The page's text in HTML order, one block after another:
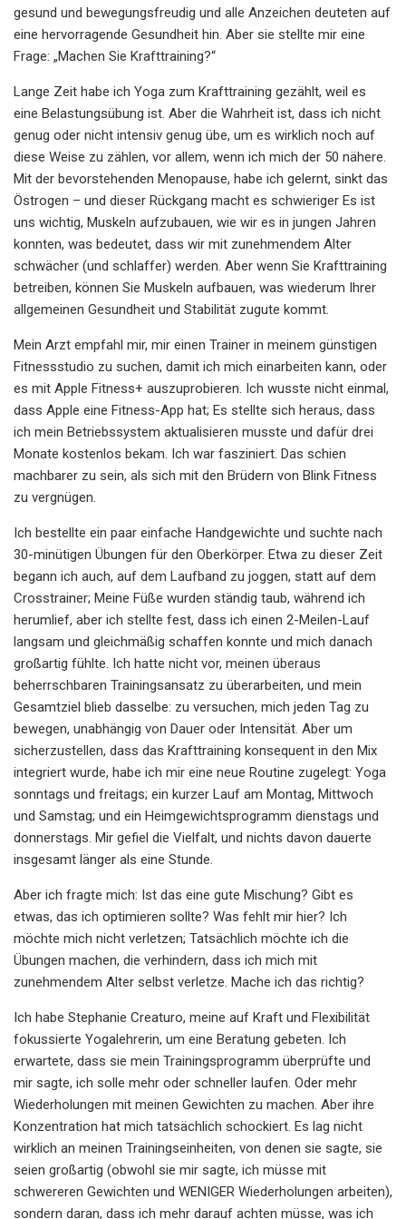
gesund und bewegungsfreudig und alle Anzeichen deuteten auf
eine hervorragende Gesundheit hin. Aber sie stellte mir eine
Frage: „Machen Sie Krafttraining?“
Lange Zeit habe ich Yoga zum Krafttraining gezählt, weil es
eine Belastungsübung ist. Aber die Wahrheit ist, dass ich nicht
genug oder nicht intensiv genug übe, um es wirklich noch auf
diese Weise zu zählen, vor allem, wenn ich mich der 50 nähere.
Mit der bevorstehenden Menopause, habe ich gelernt, sinkt das
Östrogen – und dieser Rückgang macht es schwieriger Es ist
uns wichtig, Muskeln aufzubauen, wie wir es in jungen Jahren
konnten, was bedeutet, dass wir mit zunehmendem Alter
schwächer (und schlaffer) werden. Aber wenn Sie Krafttraining
betreiben, können Sie Muskeln aufbauen, was wiederum Ihrer
allgemeinen Gesundheit und Stabilität zugute kommt.
Mein Arzt empfahl mir, mir einen Trainer in meinem günstigen
Fitnessstudio zu suchen, damit ich mich einarbeiten kann, oder
es mit Apple Fitness+ auszuprobieren. Ich wusste nicht einmal,
dass Apple eine Fitness-App hat; Es stellte sich heraus, dass
ich mein Betriebssystem aktualisieren musste und dafür drei
Monate kostenlos bekam. Ich war fasziniert. Das schien
machbarer zu sein, als sich mit den Brüdern von Blink Fitness
zu vergnügen.
Ich bestellte ein paar einfache Handgewichte und suchte nach
30-minütigen Übungen für den Oberkörper. Etwa zu dieser Zeit
begann ich auch, auf dem Laufband zu joggen, statt auf dem
Crosstrainer; Meine Füße wurden ständig taub, während ich
herumlief, aber ich stellte fest, dass ich einen 2-Meilen-Lauf
langsam und gleichmäßig schaffen konnte und mich danach
großartig fühlte. Ich hatte nicht vor, meinen überaus
beherrschbaren Trainingsansatz zu überarbeiten, und mein
Gesamtziel blieb dasselbe: zu versuchen, mich jeden Tag zu
bewegen, unabhängig von Dauer oder Intensität. Aber um
sicherzustellen, dass das Krafttraining konsequent in den Mix
integriert wurde, habe ich mir eine neue Routine zugelegt: Yoga
sonntags und freitags; ein kurzer Lauf am Montag, Mittwoch
und Samstag; und ein Heimgewichtsprogramm dienstags und
donnerstags. Mir gefiel die Vielfalt, und nichts davon dauerte
insgesamt länger als eine Stunde.
Aber ich fragte mich: Ist das eine gute Mischung? Gibt es
etwas, das ich optimieren sollte? Was fehlt mir hier? Ich
möchte mich nicht verletzen; Tatsächlich möchte ich die
Übungen machen, die verhindern, dass ich mich mit
zunehmendem Alter selbst verletze. Mache ich das richtig?
Ich habe Stephanie Creaturo, meine auf Kraft und Flexibilität
fokussierte Yogalehrerin, um eine Beratung gebeten. Ich
erwartete, dass sie mein Trainingsprogramm überprüfte und
mir sagte, ich solle mehr oder schneller laufen. Oder mehr
Wiederholungen mit meinen Gewichten zu machen. Aber ihre
Konzentration hat mich tatsächlich schockiert. Es lag nicht
wirklich an meinen Trainingseinheiten, von denen sie sagte, sie
seien großartig (obwohl sie mir sagte, ich müsse mit
schwereren Gewichten und WENIGER Wiederholungen arbeiten),
sondern daran, dass ich mehr darauf achten müsse, was ich